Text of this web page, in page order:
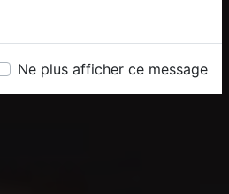
Ne plus afficher ce message